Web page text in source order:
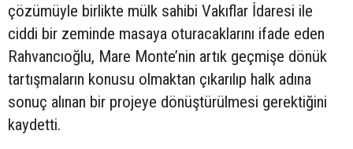
çözümüyle birlikte mülk sahibi Vakıflar İdaresi ile
ciddi bir zeminde masaya oturacaklarını ifade eden
Rahvancıoğlu, Mare Monte’nin artık geçmişe dönük
tartışmaların konusu olmaktan çıkarılıp halk adına
sonuç alınan bir projeye dönüştürülmesi gerektiğini
kaydetti.